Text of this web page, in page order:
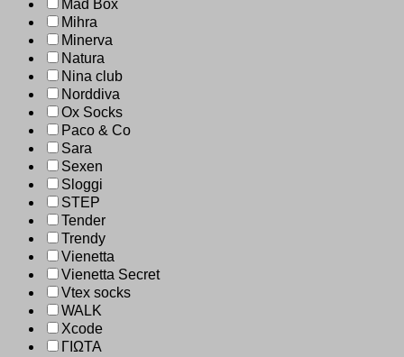
Mad Box
Mihra
Minerva
Natura
Nina club
Norddiva
Ox Socks
Paco & Co
Sara
Sexen
Sloggi
STEP
Tender
Trendy
Vienetta
Vienetta Secret
Vtex socks
WALK
Xcode
ΓΙΩΤΑ